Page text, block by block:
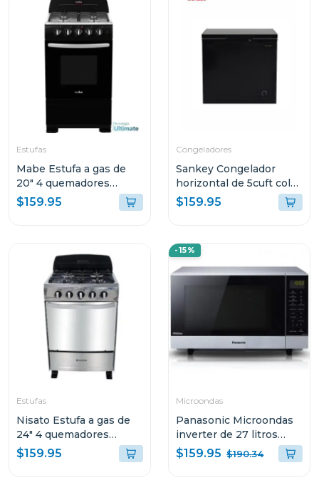
Estufas
Mabe Estufa a gas de
20" 4 quemadores
ema5105s
$159.95
Congeladores
Sankey Congelador
horizontal de 5cuft color
negro rfc591
$159.95
Estufas
Nisato Estufa a gas de
24" 4 quemadores
ne2464
$159.95
-15%
Microondas
Panasonic Microondas
inverter de 27 litros
nnsf564
$159.95 $190.34